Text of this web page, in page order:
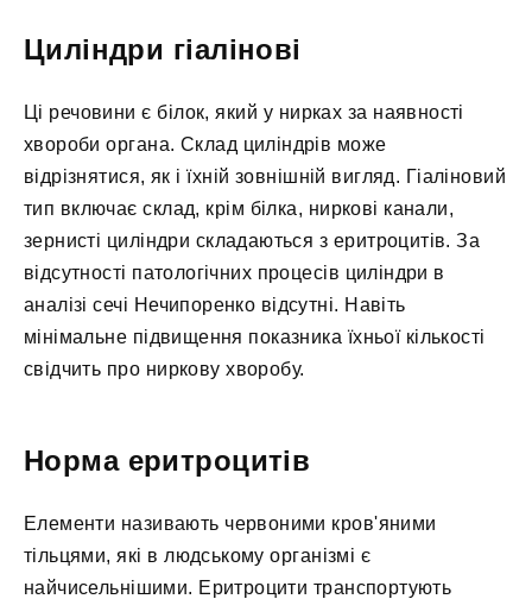
Циліндри гіалінові
Ці речовини є білок, який у нирках за наявності
хвороби органа. Склад циліндрів може
відрізнятися, як і їхній зовнішній вигляд. Гіаліновий
тип включає склад, крім білка, ниркові канали,
зернисті циліндри складаються з еритроцитів. За
відсутності патологічних процесів циліндри в
аналізі сечі Нечипоренко відсутні. Навіть
мінімальне підвищення показника їхньої кількості
свідчить про ниркову хворобу.
Норма еритроцитів
Елементи називають червоними кров'яними
тільцями, які в людському організмі є
найчисельнішими. Еритроцити транспортують